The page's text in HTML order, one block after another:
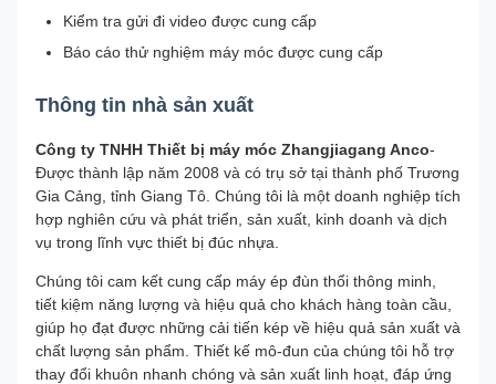
Kiểm tra gửi đi video được cung cấp
Báo cáo thử nghiệm máy móc được cung cấp
Thông tin nhà sản xuất
Công ty TNHH Thiết bị máy móc Zhangjiagang Anco-
Được thành lập năm 2008 và có trụ sở tại thành phố Trương
Gia Cảng, tỉnh Giang Tô. Chúng tôi là một doanh nghiệp tích
hợp nghiên cứu và phát triển, sản xuất, kinh doanh và dịch
vụ trong lĩnh vực thiết bị đúc nhựa.
Chúng tôi cam kết cung cấp máy ép đùn thổi thông minh,
tiết kiệm năng lượng và hiệu quả cho khách hàng toàn cầu,
giúp họ đạt được những cải tiến kép về hiệu quả sản xuất và
chất lượng sản phẩm. Thiết kế mô-đun của chúng tôi hỗ trợ
thay đổi khuôn nhanh chóng và sản xuất linh hoạt, đáp ứng